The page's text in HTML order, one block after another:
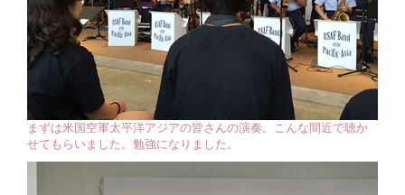
まずは米国空軍太平洋アジアの皆さんの演奏。こんな間近で聴か
せてもらいました。勉強になりました。